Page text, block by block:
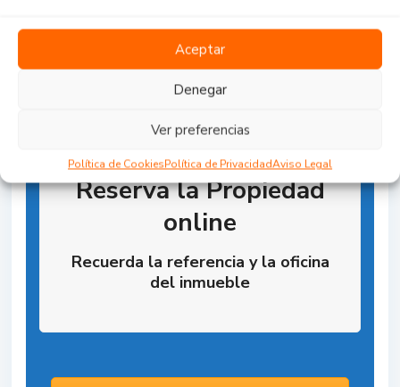
Aceptar
Denegar
Ver preferencias
Política de CookiesPolítica de PrivacidadAviso Legal
Reserva la Propiedad
online
Recuerda la referencia y la oficina
del inmueble